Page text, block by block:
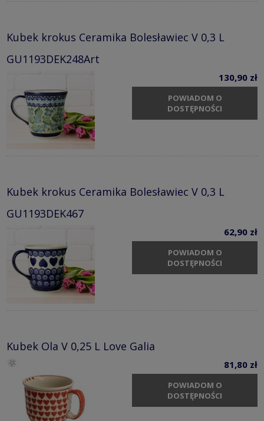
Kubek krokus Ceramika Bolesławiec V 0,3 L
GU1193DEK248Art
130,90 zł
POWIADOM O
DOSTĘPNOŚCI
Kubek krokus Ceramika Bolesławiec V 0,3 L
GU1193DEK467
62,90 zł
POWIADOM O
DOSTĘPNOŚCI
Kubek Ola V 0,25 L Love Galia
81,80 zł
POWIADOM O
DOSTĘPNOŚCI